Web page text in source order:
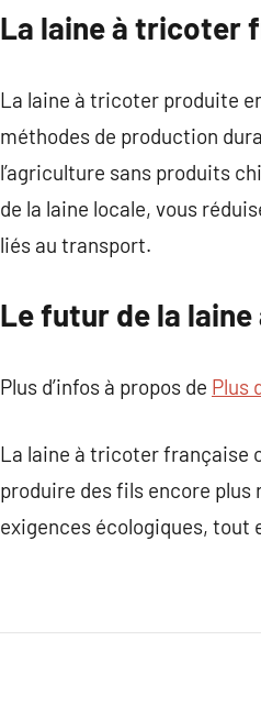
La laine à tricoter
La laine à tricoter produite
méthodes de production
l’agriculture sans produits
de la laine locale, vous
liés au transport.
Le futur de la
Plus d’infos à propos de Plus
La laine à tricoter française
produire des fils encore plus
exigences écologiques,